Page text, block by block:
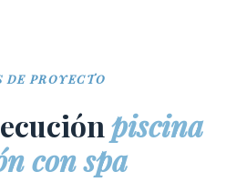
DE PROYECTO
piscina
con spa